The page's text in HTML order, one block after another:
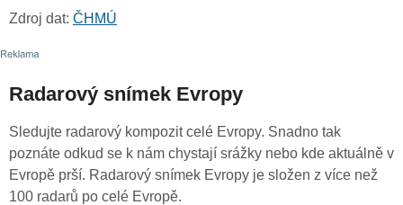
Zdroj dat: ČHMÚ
Radarový snímek Evropy
Sledujte radarový kompozit celé Evropy. Snadno tak
poznáte odkud se k nám chystají srážky nebo kde aktuálně v
Evropě prší. Radarový snímek Evropy je složen z více než
100 radarů po celé Evropě.